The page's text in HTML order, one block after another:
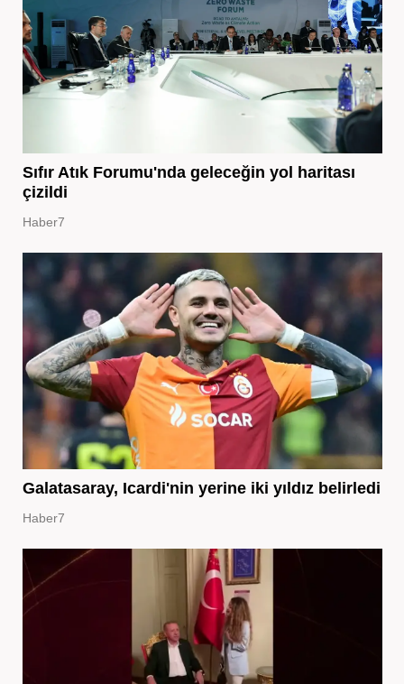
Sıfır Atık Forumu'nda geleceğin yol haritası
çizildi
Haber7
Galatasaray, Icardi'nin yerine iki yıldız belirledi
Haber7